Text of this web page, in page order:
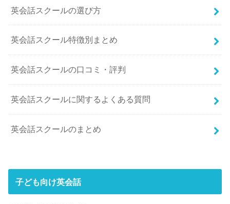
英会話スクールの選び方
英会話スクール特徴別まとめ
英会話スクールの口コミ・評判
英会話スクールに関するよくある質問
英会話スクールのまとめ
子ども向け英会話